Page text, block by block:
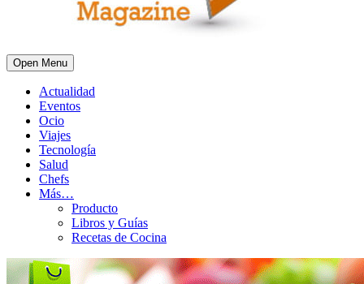
Open Menu
Actualidad
Eventos
Ocio
Viajes
Tecnología
Salud
Chefs
Más…
Producto
Libros y Guías
Recetas de Cocina